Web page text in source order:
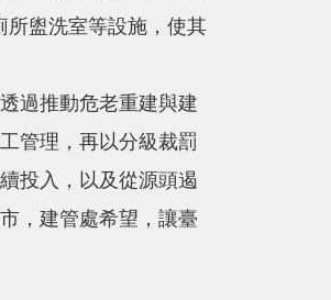
所盥洗室等設施，使其
過推動危老重建與建
管理，再以分級裁罰
投入，以及從源頭遏
，建管處希望，讓臺